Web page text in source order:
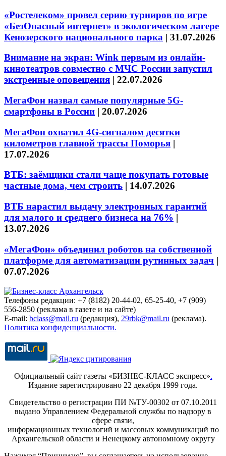
«Ростелеком» провел серию турниров по игре
«БезОпасный интернет» в экологическом лагере
Кенозерского национального парка | 31.07.2026
Внимание на экран: Wink первым из онлайн-
кинотеатров совместно с МЧС России запустил
экстренные оповещения | 22.07.2026
МегаФон назвал самые популярные 5G-
смартфоны в России | 20.07.2026
МегаФон охватил 4G-сигналом десятки
километров главной трассы Поморья |
17.07.2026
ВТБ: заёмщики стали чаще покупать готовые
частные дома, чем строить | 14.07.2026
ВТБ нарастил выдачу электронных гарантий
для малого и среднего бизнеса на 76% |
13.07.2026
«МегаФон» объединил роботов на собственной
платформе для автоматизации рутинных задач |
07.07.2026
Телефоны редакции: +7 (8182) 20-44-02, 65-25-40, +7 (909)
556-2850 (реклама в газете и на сайте)
E-mail: bclass@mail.ru (редакция), 29rbk@mail.ru (реклама).
Политика конфиденциальности.
Официальный сайт газеты «БИЗНЕС-КЛАСС экспресс».
Издание зарегистрировано 22 декабря 1999 года.
Свидетельство о регистрации ПИ №ТУ-00302 от 07.10.2011
выдано Управлением Федеральной службы по надзору в
сфере связи,
информационных технологий и массовых коммуникаций по
Архангельской области и Ненецкому автономному округу